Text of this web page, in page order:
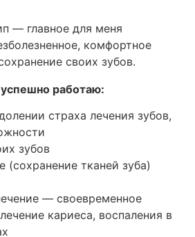
— главное для меня
комфортное
своих зубов.
работаю:
страха лечения зубов,
зубов
(сохранение тканей зуба)
— своевременное
кариеса, воспаления в